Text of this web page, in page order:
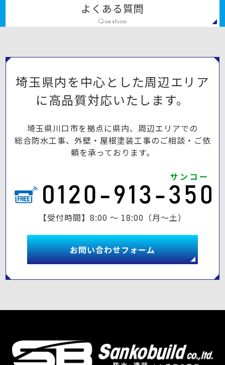
よくある質問
Question
埼玉県内を中心とした周辺エリア
に高品質対応いたします。
埼玉県川口市を拠点に県内、周辺エリアでの
総合防水工事、外壁・屋根塗装工事のご相談・ご依
頼を承っております。
【受付時間】8:00 ～ 18:00（月～土）
お問い合わせフォーム